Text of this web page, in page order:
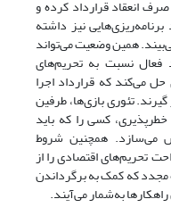
انعقاد قرارداد کرده و
نیز داشته
همین وضعیت می‌تواند
فعال نسبت به تحریم‌های
می‌کند که قرارداد اجرا
تئوری بازی‌ها، طرفین
کسی را که باید
می‌سازد. همچنین شروط
تحریم‌های اقتصادی را از
که کمک به برگرداندن
راهکارها به‌شمار می‌آیند.